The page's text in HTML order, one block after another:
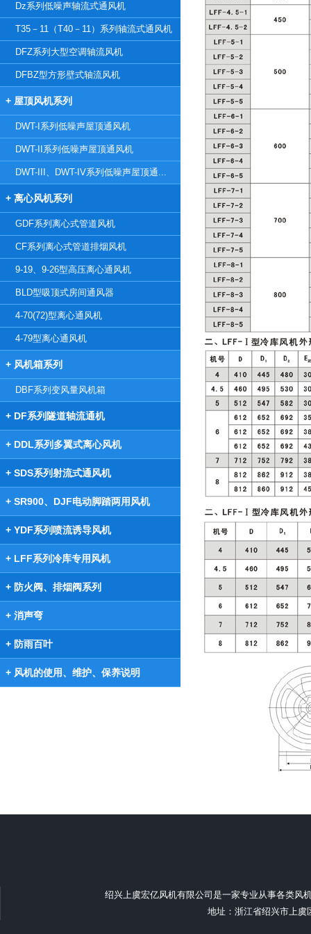
Dz系列低噪声轴流式通风机
T35－11（T40－11）系列轴流式通风机
DFZ系列大型空调轴流风机
DFBZ型方形壁式轴流风机
+ 屋顶风机系列
DWT-I系列低噪声屋顶通风机
DWT-II系列低噪声屋顶通风机
DWT-III、DWT-IV系列低噪声屋顶通...
+ 离心风机系列
GDF系列离心式管道风机
CF系列离心式管道排烟风机
9-19、9-26型高压离心通风机
BLD型吸顶式房间通风器
4-70(72)型离心通风机
4-79型离心通风机
+ 风机箱系列
DBF系列变风量风机箱
+ DF系列隧道轴流通机
+ DDL系列多翼式离心风机
+ SDS系列射流式通风机
+ SR900、DJF电动脚踏两用风机
+ YDF系列喷流诱导风机
+ LFF系列冷库专用风机
+ 防火阀、排烟阀系列
+ 消声弯
+ 防雨百叶
+ 风机的使用、维护、保养说明
绍兴上虞宏亿风机有限公司是一家专业从事各类风
地址：浙江省绍兴市上